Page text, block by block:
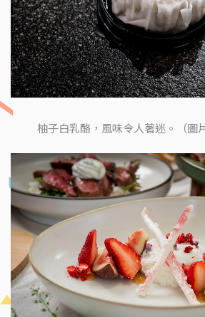
柚子白乳酪，風味令人著迷。（圖